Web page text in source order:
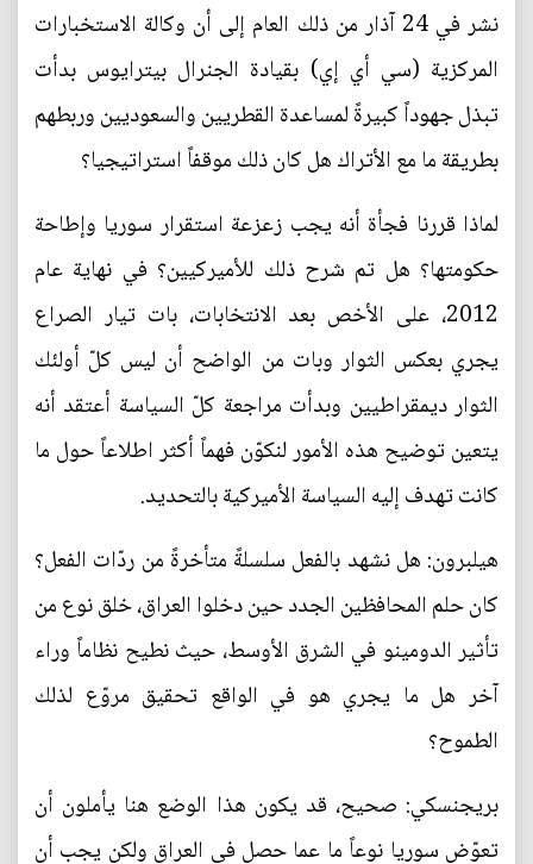
نشر في 24 آذار من ذلك العام إلى أن وكالة الاستخبارات
المركزية (سي أي إي) بقيادة الجنرال بيترايوس بدأت
تبذل جهوداً كبيرةً لمساعدة القطريين والسعوديين وربطهم
بطريقة ما مع الأتراك هل كان ذلك موقفاً استراتيجيا؟
لماذا قررنا فجأة أنه يجب زعزعة استقرار سوريا وإطاحة
حكومتها؟ هل تم شرح ذلك للأميركيين؟ في نهاية عام
2012، على الأخص بعد الانتخابات، بات تيار الصراع
يجري بعكس الثوار وبات من الواضح أن ليس كلّ أولئك
الثوار ديمقراطيين وبدأت مراجعة كلّ السياسة أعتقد أنه
يتعين توضيح هذه الأمور لنكوّن فهماً أكثر اطلاعاً حول ما
كانت تهدف إليه السياسة الأميركية بالتحديد.
هيلبرون: هل نشهد بالفعل سلسلةً متأخرةً من ردّات الفعل؟
كان حلم المحافظين الجدد حين دخلوا العراق، خلق نوع من
تأثير الدومينو في الشرق الأوسط، حيث نطيح نظاماً وراء
آخر هل ما يجري هو في الواقع تحقيق مروّع لذلك
الطموح؟
بريجنسكي: صحيح، قد يكون هذا الوضع هنا يأملون أن
تعوّض سوريا نوعاً ما عما حصل في العراق ولكن يجب أن